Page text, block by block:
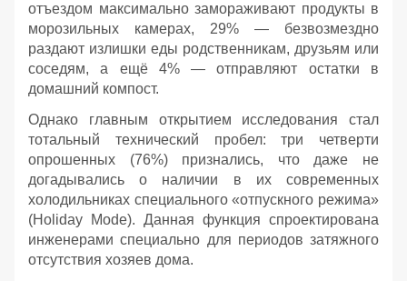
отъездом максимально замораживают продукты в
морозильных камерах, 29% — безвозмездно
раздают излишки еды родственникам, друзьям или
соседям, а ещё 4% — отправляют остатки в
домашний компост.
Однако главным открытием исследования стал
тотальный технический пробел: три четверти
опрошенных (76%) признались, что даже не
догадывались о наличии в их современных
холодильниках специального «отпускного режима»
(Holiday Mode). Данная функция спроектирована
инженерами специально для периодов затяжного
отсутствия хозяев дома.